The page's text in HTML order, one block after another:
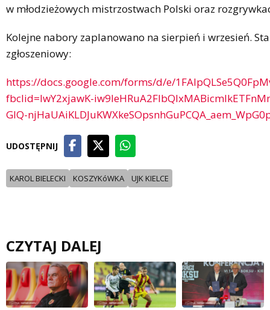
w młodzieżowych mistrzostwach Polski oraz
Kolejne nabory zaplanowano na sierpień i wrzesień.
zgłoszeniowy:
https://docs.google.com/forms/d/e/
fbclid=IwY2xjawK-
GlQ-
UDOSTĘPNIJ
KAROL BIELECKI KOSZYKóWKA UJK KIELCE
CZYTAJ DALEJ